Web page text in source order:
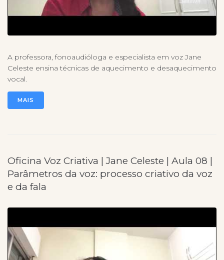
A professora, fonoaudióloga e especialista em voz Jane
Celeste ensina técnicas de aquecimento e desaquecimento
vocal.
MAIS
Oficina Voz Criativa | Jane Celeste | Aula 08 |
Parâmetros da voz: processo criativo da voz
e da fala